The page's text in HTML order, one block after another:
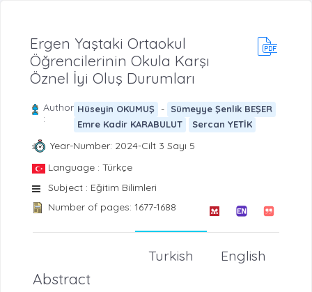
Ergen Yaştaki Ortaokul
Öğrencilerinin Okula Karşı
Öznel İyi Oluş Durumları
Author
:
Hüseyin OKUMUŞ -
Sümeyye Şenlik BEŞER
Emre Kadir KARABULUT
Sercan YETİK
Year-Number: 2024-Cilt 3 Sayı 5
Language : Türkçe
Subject : Eğitim Bilimleri
Number of pages: 1677-1688
English
Turkish
Abstract